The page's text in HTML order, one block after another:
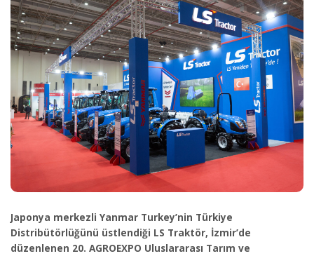
Japonya merkezli Yanmar Turkey’nin Türkiye
Distribütörlüğünü üstlendiği LS Traktör, İzmir’de
düzenlenen 20. AGROEXPO Uluslararası Tarım ve